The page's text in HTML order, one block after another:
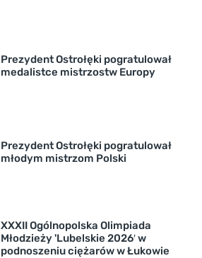
Prezydent Ostrołęki pogratulował
medalistce mistrzostw Europy
Prezydent Ostrołęki pogratulował
młodym mistrzom Polski
XXXII Ogólnopolska Olimpiada
Młodzieży 'Lubelskie 2026′ w
podnoszeniu ciężarów w Łukowie